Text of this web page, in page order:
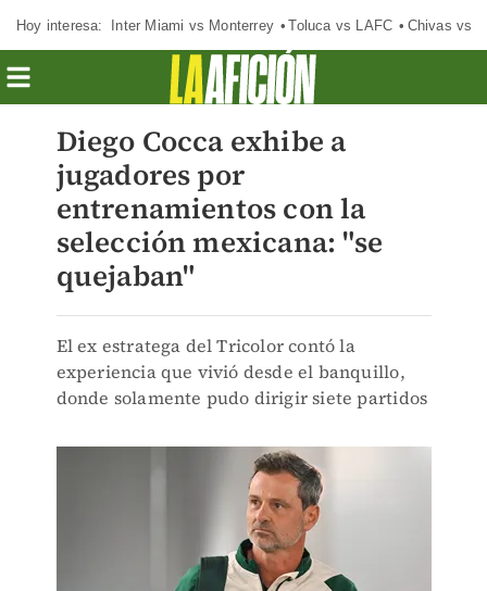
Hoy interesa: Inter Miami vs Monterrey Toluca vs LAFC Chivas vs
Diego Cocca exhibe a
jugadores por
entrenamientos con la
selección mexicana: "se
quejaban"
El ex estratega del Tricolor contó la
experiencia que vivió desde el banquillo,
donde solamente pudo dirigir siete partidos